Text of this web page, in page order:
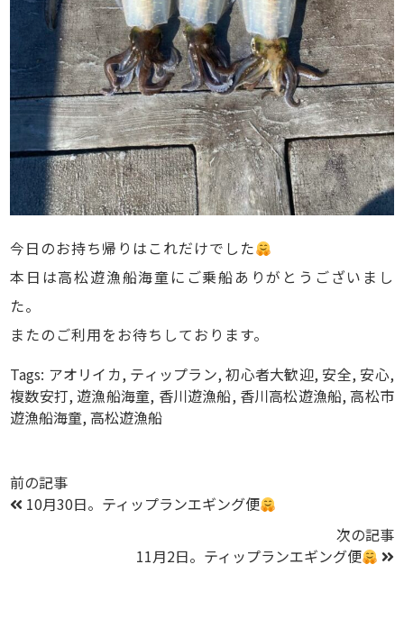
今日のお持ち帰りはこれだけでした
本日は高松遊漁船海童にご乗船ありがとうございまし
た。
またのご利用をお待ちしております。
Tags: アオリイカ, ティップラン,初心者大歓迎, 安全, 安心,
複数安打, 遊漁船海童, 香川遊漁船, 香川高松遊漁船,高松市
遊漁船海童,高松遊漁船
前の記事
10月30日。ティップランエギング便
次の記事
11月2日。ティップランエギング便